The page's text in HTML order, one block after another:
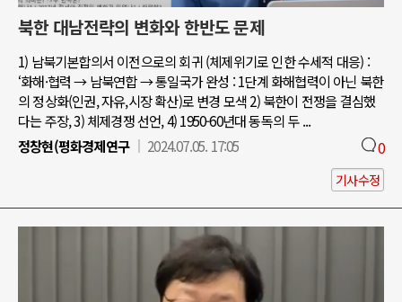
북한 대남전략의 변화와 한반도 문제
1) 남북기본합의서 이전으로의 회귀 (체제위기로 인한 수세적 대응) :
‘화해·협력 → 남북연합 → 통일국가 완성 : 1단계 화해협력이 아닌 북한
의 정상화(인권, 자유,시장 확산)로 변경 모색 2) 북한이 전쟁을 결심했
다는 주장, 3) 체제경쟁 선언, 4) 1950-60년대 동독의 두 ...
정창현(평화경제연구
2024.07.05. 17:05 0
기사수정